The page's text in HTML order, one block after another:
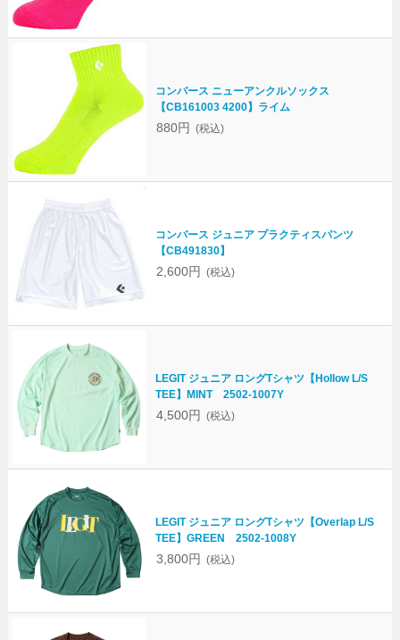
コンバース ニューアンクルソックス
【CB161003 4200】ライム
880円 (税込)
コンバース ジュニア プラクティスパンツ
【CB491830】
2,600円 (税込)
LEGIT ジュニア ロングTシャツ【Hollow L/S
TEE】MINT 2502-1007Y
4,500円 (税込)
LEGIT ジュニア ロングTシャツ【Overlap L/S
TEE】GREEN 2502-1008Y
3,800円 (税込)